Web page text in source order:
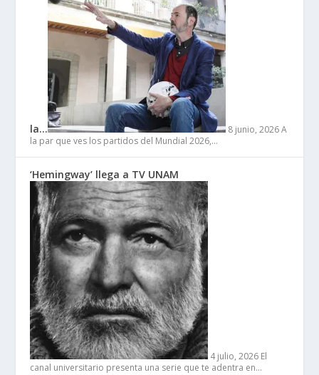
la… 8 junio, 2026 A
la par que ves los partidos del Mundial 2026,…
‘Hemingway’ llega a TV UNAM
4 julio, 2026 El
canal universitario presenta una serie que te adentra en…